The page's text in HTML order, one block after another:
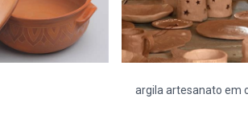
argila artesanato em